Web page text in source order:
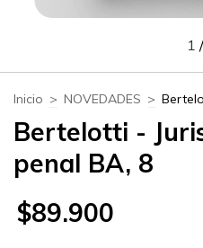
1 /
Inicio > NOVEDADES >
Bertelotti -
penal BA, 8
$89.900